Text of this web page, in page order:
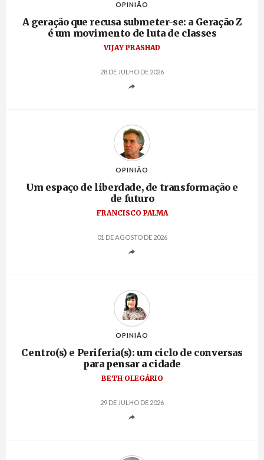
OPINIÃO
A geração que recusa submeter-se: a Geração Z
é um movimento de luta de classes
VIJAY PRASHAD
28 DE JULHO DE 2026
OPINIÃO
Um espaço de liberdade, de transformação e
de futuro
FRANCISCO PALMA
01 DE AGOSTO DE 2026
OPINIÃO
Centro(s) e Periferia(s): um ciclo de conversas
para pensar a cidade
BETH OLEGÁRIO
29 DE JULHO DE 2026